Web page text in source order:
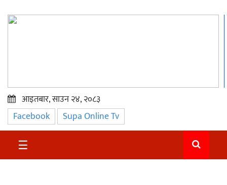
प्रमुख
समाचार
सुदुर
आइतबार, साउन २४, २०८३
Facebook Supa Online Tv
☰